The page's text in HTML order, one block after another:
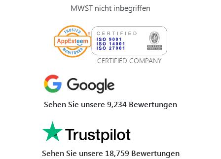
MWST nicht inbegriffen
Sehen Sie unsere 9,234 Bewertungen
Sehen Sie unsere 18,759 Bewertungen
CERTIFIED COMPANY